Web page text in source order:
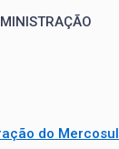
do Mercosul